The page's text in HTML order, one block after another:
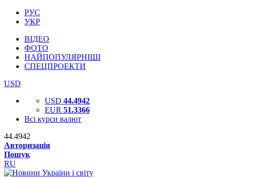
РУС
УКР
ВІДЕО
ФОТО
НАЙПОПУЛЯРНІШІ
СПЕЦПРОЕКТИ
USD
USD 44.4942
EUR 51.3366
Всі курси валют
44.4942
Авторизація
Пошук
RU